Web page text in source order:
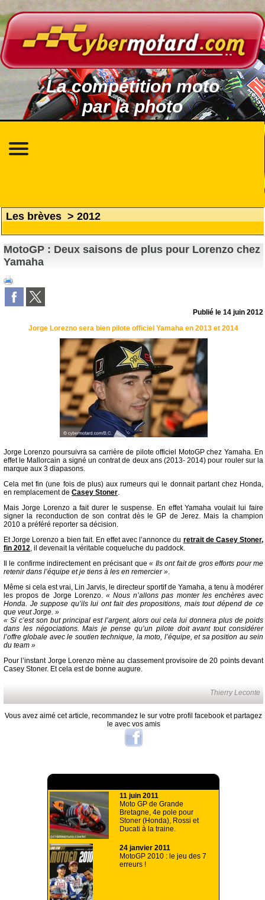
La compétition moto
par la photo
Les brèves > 2012
MotoGP : Deux saisons de plus pour Lorenzo chez
Yamaha
Publié le14 juin 2012
Jorge Lorezno sera bien pilote officiel Yamaha en 2013 et 2014
Jorge Lorenzo poursuivra sa carrière de pilote officiel MotoGP chez Yamaha. En
effet le Mallorcain a signé un contrat de deux ans (2013- 2014) pour rouler sur la
marque aux 3 diapasons.
Cela met fin (une fois de plus) aux rumeurs qui le donnait partant chez Honda,
en remplacement de Casey Stoner.
Mais Jorge Lorenzo a fait durer le suspense. En effet Yamaha voulait lui faire
signer la reconduction de son contrat dès le GP de Jerez. Mais la champion
2010 a préféré reporter sa décision.
Et Jorge Lorenzo a bien fait. En effet avec l’annonce du retrait de Casey Stoner,
fin 2012, il devenait la véritable coqueluche du paddock.
Il le confirme indirectement en précisant que« Ils ont fait de gros efforts pour me
retenir dans l’équipe et je tiens à les en remercier ».
Même si cela est vrai, Lin Jarvis, le directeur sportif de Yamaha, a tenu à modérer
les propos de Jorge Lorenzo. « Nous n’allons pas monter les enchères avec
Honda. Je suppose qu’ils lui ont fait des propositions, mais tout dépend de ce
que veut Jorge. »
« Si c’est son but principal est l’argent, alors oui cela lui donnera plus de poids
dans les négociations. Mais je pense qu’un pilote doit avant tout considérer
l’offre globale avec le soutien technique, la moto, l’équipe, et sa position au sein
du team »
Pour l’instant Jorge Lorenzo mène au classement provisoire de 20 points devant
Casey Stoner. Et cela est de bonne augure.
Thierry Leconte
Vous avez aimé cet article, recommandez le sur votre profil facebook et partagez
le avec vos amis
11 juin 2011
Moto GP de Grande
Bretagne, 4e pole pour
Stoner (Honda), Rossi et
Ducati à la traine.
24 janvier 2011
MotoGP 2010 : le jeu des 7
erreurs !